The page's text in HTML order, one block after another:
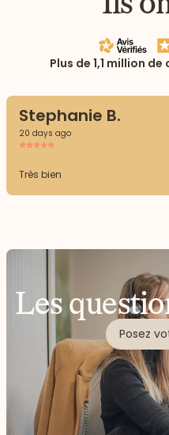
Plus de 1,1 million
Stephanie B.
20 days ago
Très bien
Les
Posez